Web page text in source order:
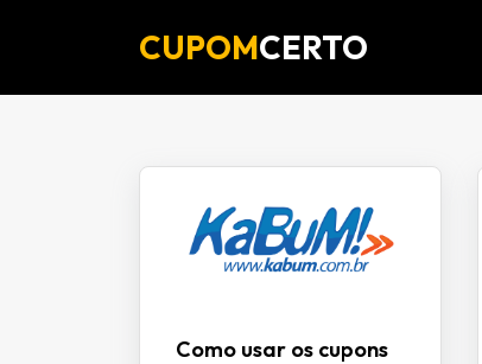
CUPOMCERTO
Como usar os cupons